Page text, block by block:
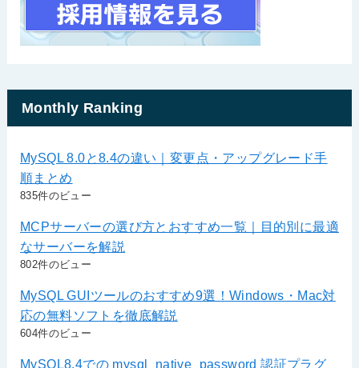
Monthly Ranking
MySQL 8.0と8.4の違い｜変更点・アップグレード手
順まとめ
835件のビュー
MCPサーバーの選び方とおすすめ一覧｜目的別に最適
なサーバーを解説
802件のビュー
MySQL GUIツールのおすすめ9選！Windows・Mac対
応の無料ソフトを徹底解説
604件のビュー
MySQL8.4での mysql_native_password 認証プラグ